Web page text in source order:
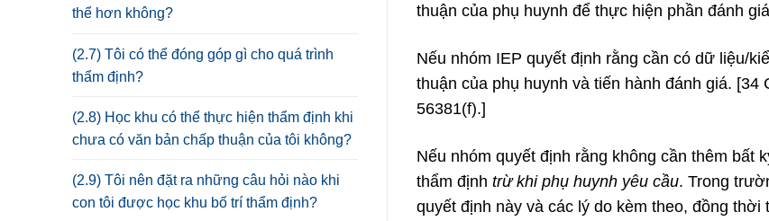
thể hơn không?
(2.7) Tôi có thể đóng góp gì cho quá trình
thẩm định?
(2.8) Học khu có thể thực hiện thẩm định khi
chưa có văn bản chấp thuận của tôi không?
(2.9) Tôi nên đặt ra những câu hỏi nào khi
con tôi được học khu bố trí thẩm định?
thuận của phụ huynh để thực hiện phần đánh
Nếu nhóm IEP quyết định rằng cần có dữ liệu/
thuận của phụ huynh và tiến hành đánh giá. [34
56381(f).]
Nếu nhóm quyết định rằng không cần thêm bất
thẩm định trừ khi phụ huynh yêu cầu. Trong
quyết định này và các lý do kèm theo, đồng